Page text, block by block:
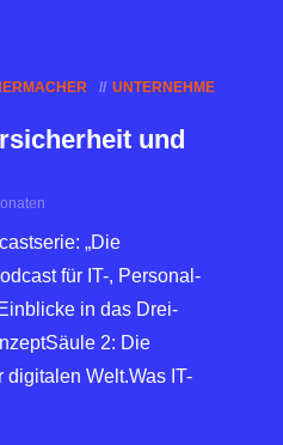
UNTERNEHME
und
„Die
für IT-, Personal-
in das Drei-
2: Die
Welt.Was IT-